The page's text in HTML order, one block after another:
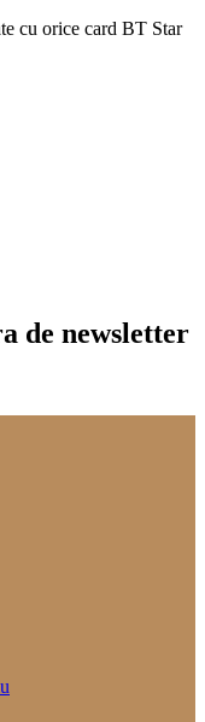
cu orice card BT Star
de newsletter